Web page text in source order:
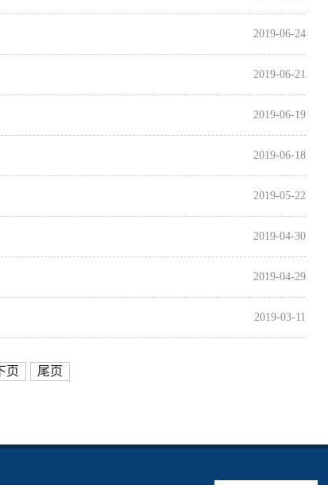
2019-06-24
2019-06-21
2019-06-19
2019-06-18
2019-05-22
2019-04-30
2019-04-29
2019-03-11
页 尾页